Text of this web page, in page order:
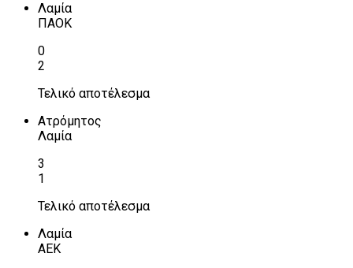
Λαμία
ΠΑΟΚ
0
2
Τελικό αποτέλεσμα
Ατρόμητος
Λαμία
3
1
Τελικό αποτέλεσμα
Λαμία
ΑΕΚ